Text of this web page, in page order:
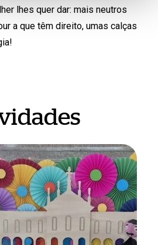
lhes quer dar: mais neutros
a que têm direito, umas calças